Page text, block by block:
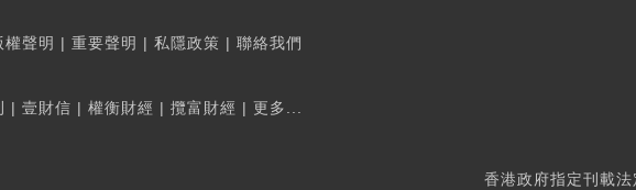
權聲明 | 重要聲明 | 私隱政策 | 聯絡我們
| 壹財信 | 權衡財經 | 攬富財經 | 更多...
香港政府指定刊載